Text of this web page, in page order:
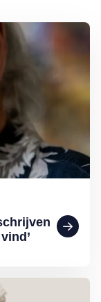
schrijven en
we sterk